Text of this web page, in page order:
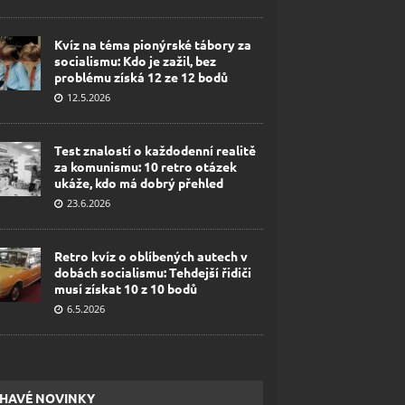
Kvíz na téma pionýrské tábory za
socialismu: Kdo je zažil, bez
problému získá 12 ze 12 bodů
12.5.2026
Test znalostí o každodenní realitě
za komunismu: 10 retro otázek
ukáže, kdo má dobrý přehled
23.6.2026
Retro kvíz o oblíbených autech v
dobách socialismu: Tehdejší řidiči
musí získat 10 z 10 bodů
6.5.2026
NOVINKY